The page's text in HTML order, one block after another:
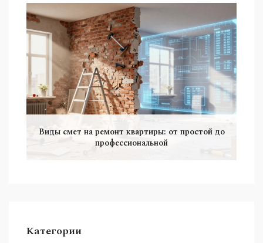
Виды смет на ремонт квартиры: от простой до
профессиональной
Категории